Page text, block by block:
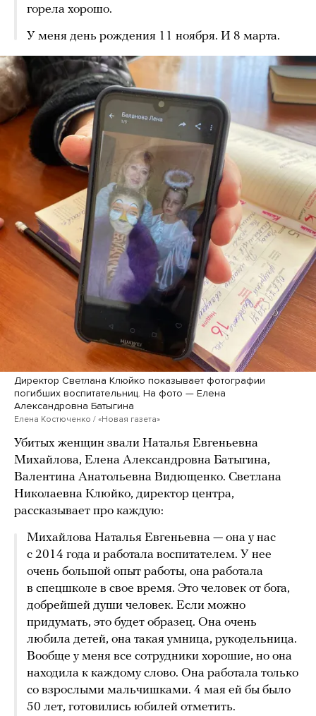
горела хорошо.
У меня день рождения 11 ноября. И 8 марта.
Директор Светлана Клюйко показывает фотографии
погибших воспитательниц. На фото — Елена
Александровна Батыгина
Елена Костюченко / «Новая газета»
Убитых женщин звали Наталья Евгеньевна
Михайлова, Елена Александровна Батыгина,
Валентина Анатольевна Видющенко. Светлана
Николаевна Клюйко, директор центра,
рассказывает про каждую:
Михайлова Наталья Евгеньевна — она у нас
с 2014 года и работала воспитателем. У нее
очень большой опыт работы, она работала
в спецшколе в свое время. Это человек от бога,
добрейшей души человек. Если можно
придумать, это будет образец. Она очень
любила детей, она такая умница, рукодельница.
Вообще у меня все сотрудники хорошие, но она
находила к каждому слово. Она работала только
со взрослыми мальчишками. 4 мая ей бы было
50 лет, готовились юбилей отметить.